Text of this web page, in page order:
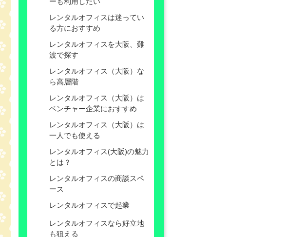
レンタルオフィスは迷ってい
る方におすすめ
レンタルオフィスを大阪、難
波で探す
レンタルオフィス（大阪）な
ら高層階
レンタルオフィス（大阪）は
ベンチャー企業におすすめ
レンタルオフィス（大阪）は
一人でも使える
レンタルオフィス(大阪)の魅力
とは？
レンタルオフィスの商談スペ
ース
レンタルオフィスで起業
レンタルオフィスなら好立地
も狙える